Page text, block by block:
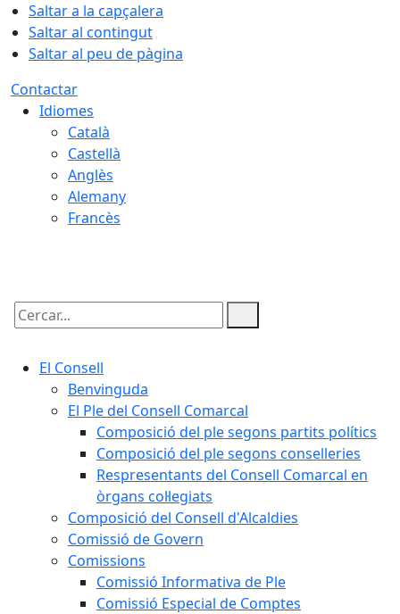
Saltar a la capçalera
Saltar al contingut
Saltar al peu de pàgina
Contactar
Idiomes
Català
Castellà
Anglès
Alemany
Francès
Cercar:
El Consell
Benvinguda
El Ple del Consell Comarcal
Composició del ple segons partits polítics
Composició del ple segons conselleries
Respresentants del Consell Comarcal en
òrgans col·legiats
Composició del Consell d'Alcaldies
Comissió de Govern
Comissions
Comissió Informativa de Ple
Comissió Especial de Comptes